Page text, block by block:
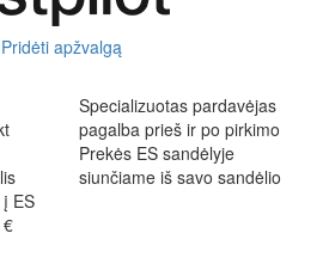
Pridėti apžvalgą
Specializuotas pardavėjas
pagalba prieš ir po pirkimo
Prekės ES sandėlyje
siunčiame iš savo sandėlio
ES